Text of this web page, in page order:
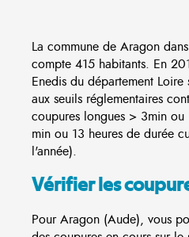
La commune de Aragon
compte 415 habitants. En
Enedis du département
aux seuils réglementaires
coupures longues > 3min
min ou 13 heures de durée
l'année).
Vérifier les
Pour Aragon (Aude), vous